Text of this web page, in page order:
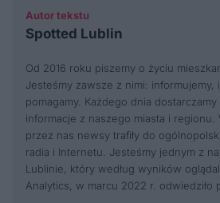
Autor tekstu
Spotted Lublin
Od 2016 roku piszemy o życiu
Jesteśmy zawsze z nimi: informujemy,
pomagamy. Każdego dnia
informacje z naszego miasta i
przez nas newsy trafiły do
radia i Internetu. Jesteśmy jednym z
Lublinie, który według wyników
Analytics, w marcu 2022 r. odwiedziło